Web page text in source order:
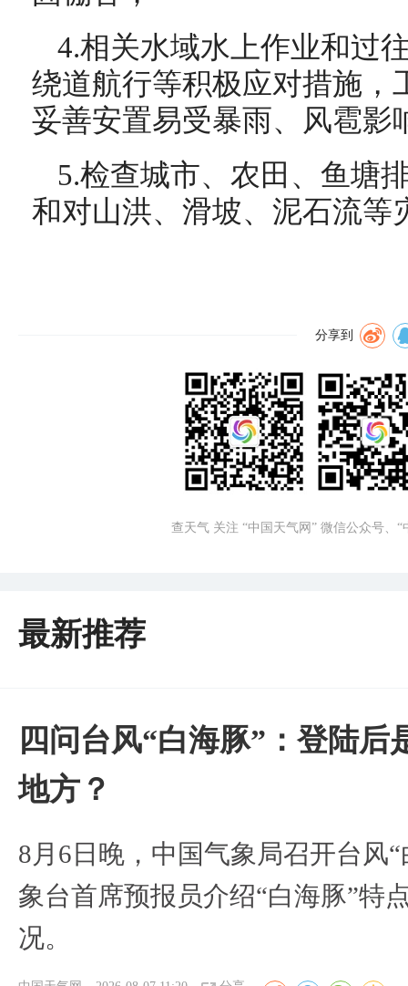
4.相关水域水上作业和过
绕道航行等积极应对措施，
妥善安置易受暴雨、风雹影
5.检查城市、农田、鱼塘
和对山洪、滑坡、泥石流等
分享到
查天气 关注 “中国天气网” 微信公众号、
最新推荐
四问台风“白海豚”：登陆
地方？
8月6日晚，中国气象局召开台风
象台首席预报员介绍“白海豚”特
况。